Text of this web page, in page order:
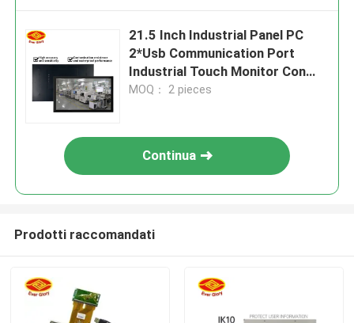
21.5 Inch Industrial Panel PC
2*Usb Communication Port
Industrial Touch Monitor Con
Video HDMI VGA
MOQ： 2 pieces
Continua
Prodotti raccomandati